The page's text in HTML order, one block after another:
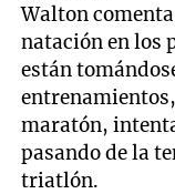
Walton
natación en los
están
maratón,
pasando de la
triatlón.